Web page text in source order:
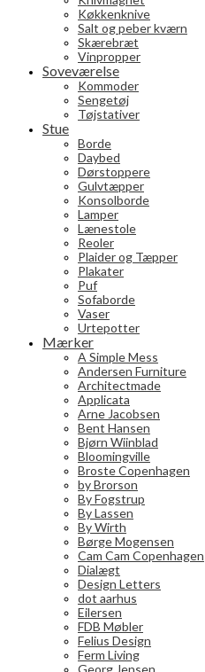
Køkkenknive
Salt og peber kværn
Skærebræt
Vinpropper
Soveværelse
Kommoder
Sengetøj
Tøjstativer
Stue
Borde
Daybed
Dørstoppere
Gulvtæpper
Konsolborde
Lamper
Lænestole
Reoler
Plaider og Tæpper
Plakater
Puf
Sofaborde
Vaser
Urtepotter
Mærker
A Simple Mess
Andersen Furniture
Architectmade
Applicata
Arne Jacobsen
Bent Hansen
Bjørn Wiinblad
Bloomingville
Broste Copenhagen
by Brorson
By Fogstrup
By Lassen
By Wirth
Børge Mogensen
Cam Cam Copenhagen
Dialægt
Design Letters
dot aarhus
Eilersen
FDB Møbler
Felius Design
Ferm Living
Georg Jensen